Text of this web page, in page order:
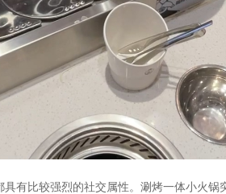
有比较强烈的社交属性。涮烤一体小火锅